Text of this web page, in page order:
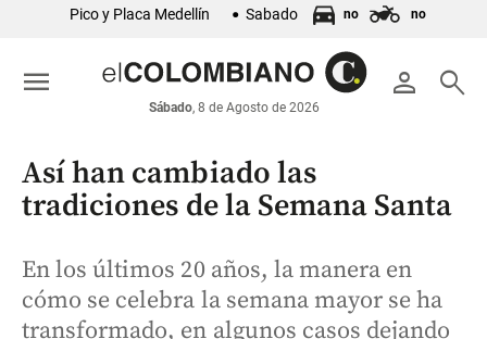
económicos
Colombia
Pico y Placa Medellín Sabado no no
person search
Sábado, 8 de Agosto de 2026
menu
Así han cambiado las
tradiciones de la Semana Santa
En los últimos 20 años, la manera en
cómo se celebra la semana mayor se ha
transformado, en algunos casos dejando